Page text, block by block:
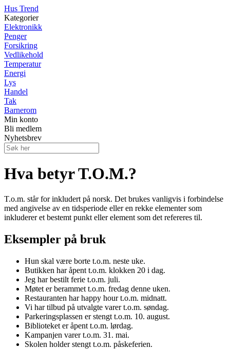
Hus Trend
Kategorier
Elektronikk
Penger
Forsikring
Vedlikehold
Temperatur
Energi
Lys
Handel
Tak
Barnerom
Min konto
Bli medlem
Nyhetsbrev
Hva betyr T.O.M.?
T.o.m. står for inkludert på norsk. Det brukes vanligvis i forbindelse
med angivelse av en tidsperiode eller en rekke elementer som
inkluderer et bestemt punkt eller element som det refereres til.
Eksempler på bruk
Hun skal være borte t.o.m. neste uke.
Butikken har åpent t.o.m. klokken 20 i dag.
Jeg har bestilt ferie t.o.m. juli.
Møtet er berammet t.o.m. fredag denne uken.
Restauranten har happy hour t.o.m. midnatt.
Vi har tilbud på utvalgte varer t.o.m. søndag.
Parkeringsplassen er stengt t.o.m. 10. august.
Biblioteket er åpent t.o.m. lørdag.
Kampanjen varer t.o.m. 31. mai.
Skolen holder stengt t.o.m. påskeferien.